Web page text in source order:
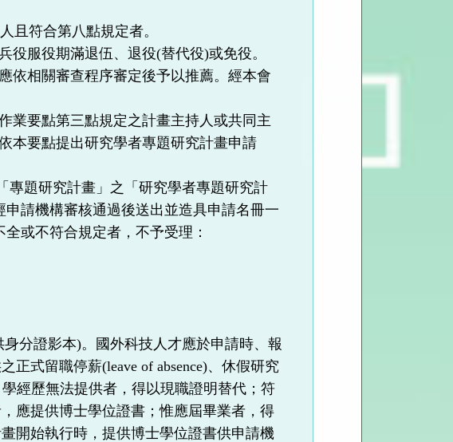
且符合第八點規定者。
服役期滿退伍、退役(替代役)或免役。
依相關審查程序審定後予以推薦。經本會
業要點第三點規定之計畫主持人或共同主
本要點提出研究學者專題研究計畫申請
專題研究計畫」之「研究學者專題研究計
請機構審核通過後送出並造具申請名冊一
或不符合規定者，不予受理：
身分證影本)。
國外科技人才應於申請時、報
正式留職停薪(leave of absence)、休假研究
經歷無法提供者，得以現職證明替代；符
應提供博士學位證書；惟應屆畢業者，得
開始執行時，提供博士學位證書供申請機